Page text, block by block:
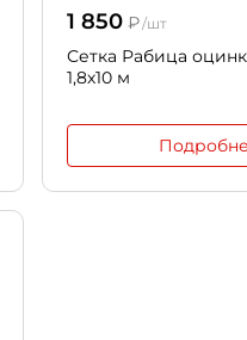
1 850 ₽/шт
Сетка Рабица
1,8х10 м